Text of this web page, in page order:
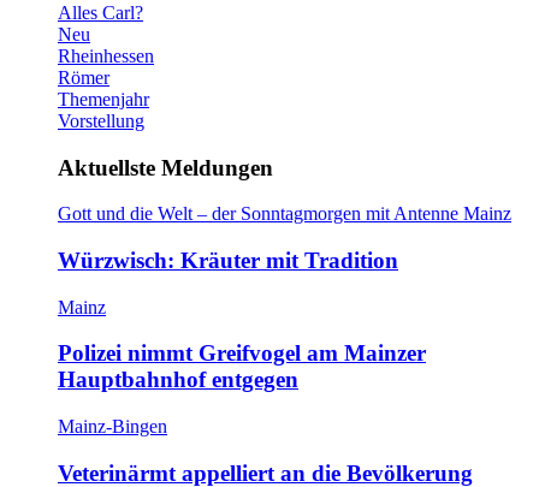
Alles Carl?
Neu
Rheinhessen
Römer
Themenjahr
Vorstellung
Aktuellste Meldungen
Gott und die Welt – der Sonntagmorgen mit Antenne Mainz
Würzwisch: Kräuter mit Tradition
Mainz
Polizei nimmt Greifvogel am Mainzer
Hauptbahnhof entgegen
Mainz-Bingen
Veterinärmt appelliert an die Bevölkerung